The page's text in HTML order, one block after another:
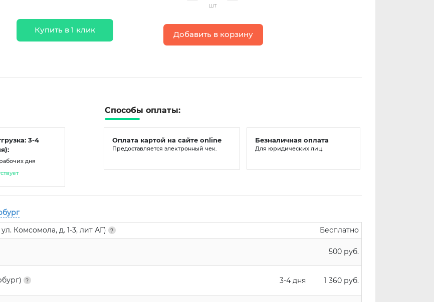
шт
Купить в 1 клик
Добавить в корзину
3-4
дня
Способы оплаты:
Оплата картой на сайте online
Предоставляется электронный чек.
Безналичная оплата
Для юридических лиц.
Комсомола, д. 1-3, лит АГ)
Бесплатно
500 руб.
3-4 дня 1 360 руб.